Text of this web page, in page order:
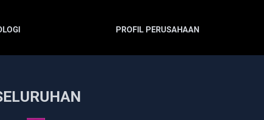
PROFIL PERUSAHAAN